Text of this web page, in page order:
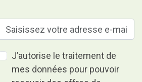
J’autorise le traitement de
mes données pour pouvoir